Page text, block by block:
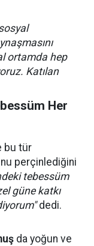
ortamda hep
Katılan
Her
bu tür
perçinlediğini
tebessüm
güne katkı
dedi.
da yoğun ve